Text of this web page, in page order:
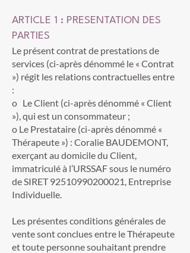
ARTICLE 1 : PRESENTATION DES
PARTIES
Le présent contrat de prestations de
services (ci-après dénommé le « Contrat
») régit les relations contractuelles entre
:
o Le Client (ci-après dénommé « Client
»), qui est un consommateur ;
o Le Prestataire (ci-après dénommé «
Thérapeute ») : Coralie BAUDEMONT,
exerçant au domicile du Client,
immatriculé à l’URSSAF sous le numéro
de SIRET92510990200021, Entreprise
Individuelle.
Les présentes conditions générales de
vente sont conclues entre le Thérapeute
et toute personne souhaitant prendre